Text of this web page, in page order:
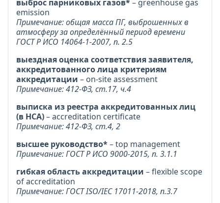
выброс парниковых газов*– greenhouse gas
emission
Примечание: общая масса ПГ, выброшенных в
атмосферу за определённый период времени
ГОСТ Р ИСО 14064-1-2007, п. 2.5
выездная оценка соответствия заявителя,
аккредитованного лица критериям
аккредитации – on-site assessment
Примечание: 412-ФЗ, ст.17, ч.4
выписка из реестра аккредитованных лиц
(в НСА)– accreditation certificate
Примечание: 412-ФЗ, ст.4, 2
высшее руководство*– top management
Примечание: ГОСТ Р ИСО 9000-2015, п. 3.1.1
гибкая область аккредитации – flexible scope
of accreditation
Примечание: ГОСТ ISO/IEC 17011-2018, п.3.7